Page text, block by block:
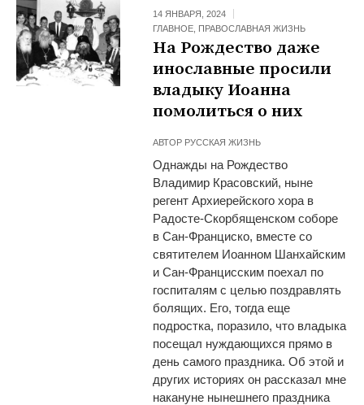
14 ЯНВАРЯ, 2024
ГЛАВНОЕ ПРАВОСЛАВНАЯ ЖИЗНЬ
На Рождество даже
инославные просили
владыку Иоанна
помолиться о них
АВТОР РУССКАЯ ЖИЗНЬ
Однажды на Рождество
Владимир Красовский, ныне
регент Архиерейского хора в
Радосте-Скорбященском соборе
в Сан-Франциско, вместе со
святителем Иоанном Шанхайским
и Сан-Францисским поехал по
госпиталям с целью поздравлять
болящих. Его, тогда еще
подростка, поразило, что владыка
посещал нуждающихся прямо в
день самого праздника. Об этой и
других историях он рассказал мне
накануне нынешнего праздника